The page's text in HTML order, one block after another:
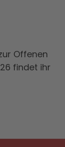
Offenen
findet ihr